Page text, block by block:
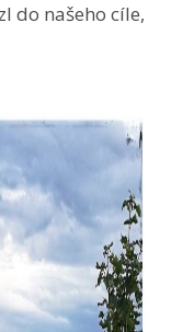
do našeho cíle,